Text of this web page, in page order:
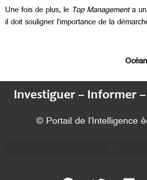
Une fois de plus, le Top Managementa
il doit souligner l’importance de la
Investiguer – Informer –
© Portail de l’Intelligence